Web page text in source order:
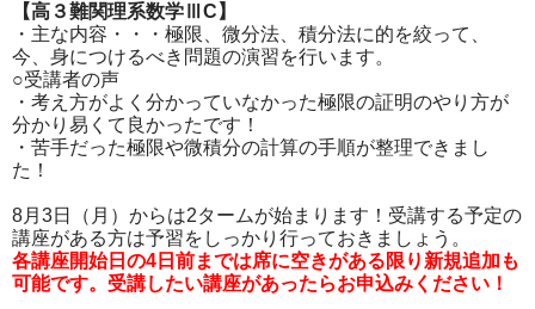
【高３難関理系数学ⅢC】
・主な内容・・・極限、微分法、積分法に的を絞って、
今、身につけるべき問題の演習を行います。
○受講者の声
・考え方がよく分かっていなかった極限の証明のやり方が
分かり易くて良かったです！
・苦手だった極限や微積分の計算の手順が整理できまし
た！
8月3日（月）からは2タームが始まります！受講する予定の
講座がある方は予習をしっかり行っておきましょう。
各講座開始日の4日前までは席に空きがある限り新規追加も
可能です。受講したい講座があったらお申込みください！